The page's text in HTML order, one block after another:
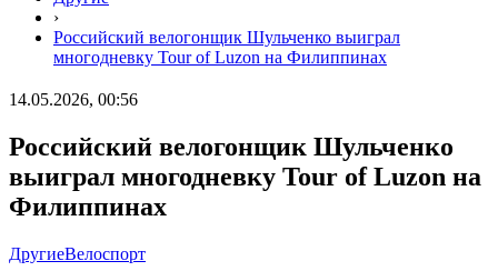
›
Российский велогонщик Шульченко выиграл
многодневку Tour of Luzon на Филиппинах
14.05.2026, 00:56
Российский велогонщик Шульченко
выиграл многодневку Tour of Luzon на
Филиппинах
ДругиеВелоспорт